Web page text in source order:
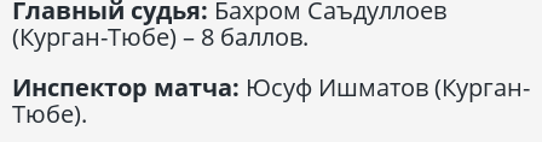
Главный судья: Бахром Саъдуллоев
(Курган-Тюбе) – 8 баллов.
Инспектор матча: Юсуф Ишматов (Курган-
Тюбе).